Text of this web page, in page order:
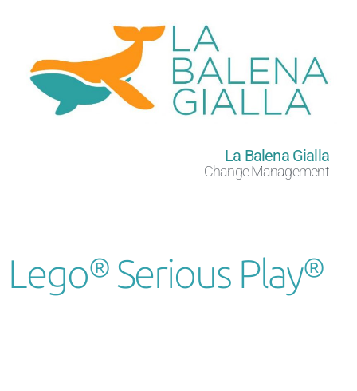
La Balena Gialla
Change Management
Lego® Serious Play®